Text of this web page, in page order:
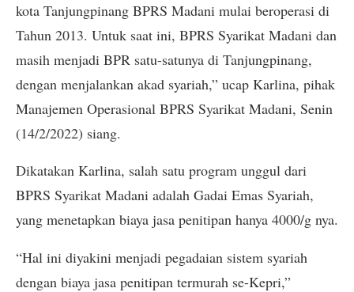
kota Tanjungpinang BPRS Madani mulai beroperasi di
Tahun 2013. Untuk saat ini, BPRS Syarikat Madani dan
masih menjadi BPR satu-satunya di Tanjungpinang,
dengan menjalankan akad syariah,” ucap Karlina, pihak
Manajemen Operasional BPRS Syarikat Madani, Senin
(14/2/2022) siang.
Dikatakan Karlina, salah satu program unggul dari
BPRS Syarikat Madani adalah Gadai Emas Syariah,
yang menetapkan biaya jasa penitipan hanya 4000/g nya.
“Hal ini diyakini menjadi pegadaian sistem syariah
dengan biaya jasa penitipan termurah se-Kepri,”